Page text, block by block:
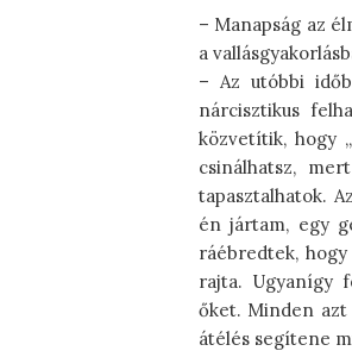
– Manapság az
a
– Az utóbbi
nárcisztikus
közvetítik, hogy
csinálhatsz,
tapasztalhatok.
én jártam, egy
ráébredtek,
rajta. Ugyanígy
őket. Minden azt
átélés segítene